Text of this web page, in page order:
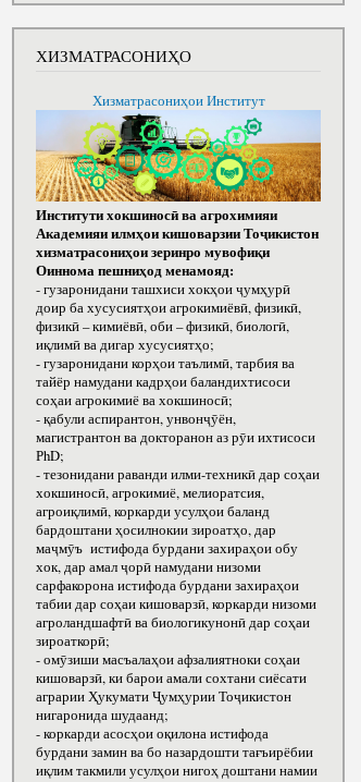
ХИЗМАТРАСОНИҲО
Хизматрасониҳои Институт
Институти хокшиносӣ ва агрохимияи
Академияи илмҳои кишоварзии Тоҷикистон
хизматрасониҳои зеринро мувофиқи
Оиннома пешниҳод менамояд:
- гузаронидани ташхиси хокҳои ҷумҳурӣ
доир ба хусусиятҳои агрокимиёвӣ, физикӣ,
физикӣ – кимиёвӣ, оби – физикӣ, биологӣ,
иқлимӣ ва дигар хусусиятҳо;
- гузаронидани корҳои таълимӣ, тарбия ва
тайёр намудани кадрҳои баландихтисоси
соҳаи агрокимиё ва хокшиносӣ;
- қабули аспирантон, унвонҷӯён,
магистрантон ва докторанон аз рӯи ихтисоси
РhD;
- тезонидани раванди илми-техникӣ дар соҳаи
хокшиносӣ, агрокимиё, мелиоратсия,
агроиқлимӣ, коркарди усулҳои баланд
бардоштани ҳосилнокии зироатҳо, дар
маҷмӯъ истифода бурдани захираҳои обу
хок, дар амал ҷорӣ намудани низоми
сарфакорона истифода бурдани захираҳои
табии дар соҳаи кишоварзӣ, коркарди низоми
агроландшафтӣ ва биологикунонӣ дар соҳаи
зироаткорӣ;
- омӯзиши масъалаҳои афзалиятноки соҳаи
кишоварзӣ, ки барои амали сохтани сиёсати
аграрии Ҳукумати Ҷумҳурии Тоҷикистон
нигаронида шудаанд;
- коркарди асосҳои оқилона истифода
бурдани замин ва бо назардошти тағъирёбии
иқлим такмили усулҳои нигоҳ доштани намии